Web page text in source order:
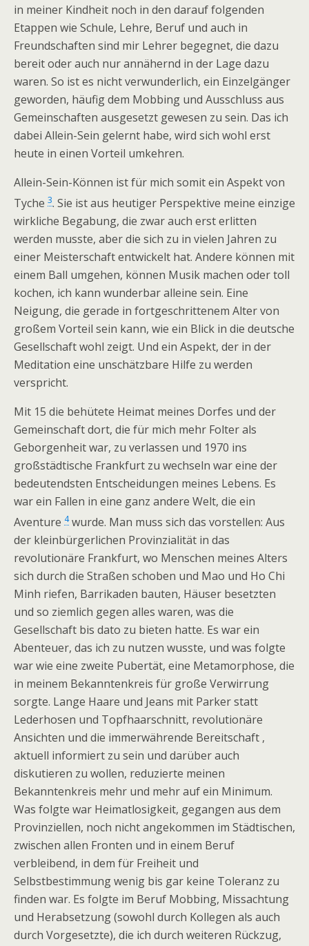
in meiner Kindheit noch in den darauf folgenden
Etappen wie Schule, Lehre, Beruf und auch in
Freundschaften sind mir Lehrer begegnet, die dazu
bereit oder auch nur annähernd in der Lage dazu
waren. So ist es nicht verwunderlich, ein Einzelgänger
geworden, häufig dem Mobbing und Ausschluss aus
Gemeinschaften ausgesetzt gewesen zu sein. Das ich
dabei Allein-Sein gelernt habe, wird sich wohl erst
heute in einen Vorteil umkehren.
Allein-Sein-Können ist für mich somit ein Aspekt von
Tyche 3. Sie ist aus heutiger Perspektive meine einzige
wirkliche Begabung, die zwar auch erst erlitten
werden musste, aber die sich zu in vielen Jahren zu
einer Meisterschaft entwickelt hat. Andere können mit
einem Ball umgehen, können Musik machen oder toll
kochen, ich kann wunderbar alleine sein. Eine
Neigung, die gerade in fortgeschrittenem Alter von
großem Vorteil sein kann, wie ein Blick in die deutsche
Gesellschaft wohl zeigt. Und ein Aspekt, der in der
Meditation eine unschätzbare Hilfe zu werden
verspricht.
Mit 15 die behütete Heimat meines Dorfes und der
Gemeinschaft dort, die für mich mehr Folter als
Geborgenheit war, zu verlassen und 1970 ins
großstädtische Frankfurt zu wechseln war eine der
bedeutendsten Entscheidungen meines Lebens. Es
war ein Fallen in eine ganz andere Welt, die ein
Aventure 4wurde. Man muss sich das vorstellen: Aus
der kleinbürgerlichen Provinzialität in das
revolutionäre Frankfurt, wo Menschen meines Alters
sich durch die Straßen schoben und Mao und Ho Chi
Minh riefen, Barrikaden bauten, Häuser besetzten
und so ziemlich gegen alles waren, was die
Gesellschaft bis dato zu bieten hatte. Es war ein
Abenteuer, das ich zu nutzen wusste, und was folgte
war wie eine zweite Pubertät, eine Metamorphose, die
in meinem Bekanntenkreis für große Verwirrung
sorgte. Lange Haare und Jeans mit Parker statt
Lederhosen und Topfhaarschnitt, revolutionäre
Ansichten und die immerwährende Bereitschaft ,
aktuell informiert zu sein und darüber auch
diskutieren zu wollen, reduzierte meinen
Bekanntenkreis mehr und mehr auf ein Minimum.
Was folgte war Heimatlosigkeit, gegangen aus dem
Provinziellen, noch nicht angekommen im Städtischen,
zwischen allen Fronten und in einem Beruf
verbleibend, in dem für Freiheit und
Selbstbestimmung wenig bis gar keine Toleranz zu
finden war. Es folgte im Beruf Mobbing, Missachtung
und Herabsetzung (sowohl durch Kollegen als auch
durch Vorgesetzte), die ich durch weiteren Rückzug,